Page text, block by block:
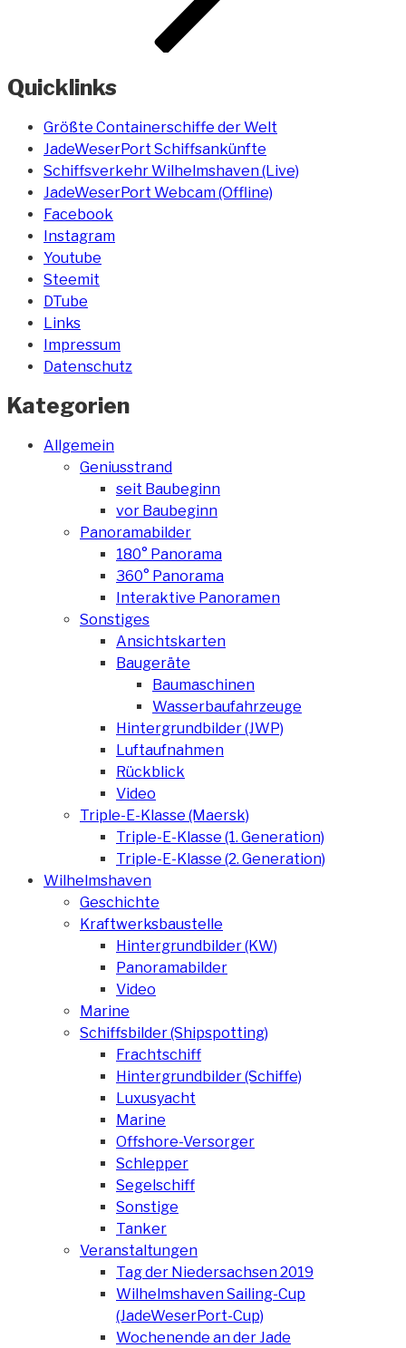
Quicklinks
Größte Containerschiffe der Welt
JadeWeserPort Schiffsankünfte
Schiffsverkehr Wilhelmshaven (Live)
JadeWeserPort Webcam (Offline)
Facebook
Instagram
Youtube
Steemit
DTube
Links
Impressum
Datenschutz
Kategorien
Allgemein
Geniusstrand
seit Baubeginn
vor Baubeginn
Panoramabilder
180° Panorama
360° Panorama
Interaktive Panoramen
Sonstiges
Ansichtskarten
Baugeräte
Baumaschinen
Wasserbaufahrzeuge
Hintergrundbilder (JWP)
Luftaufnahmen
Rückblick
Video
Triple-E-Klasse (Maersk)
Triple-E-Klasse (1. Generation)
Triple-E-Klasse (2. Generation)
Wilhelmshaven
Geschichte
Kraftwerksbaustelle
Hintergrundbilder (KW)
Panoramabilder
Video
Marine
Schiffsbilder (Shipspotting)
Frachtschiff
Hintergrundbilder (Schiffe)
Luxusyacht
Marine
Offshore-Versorger
Schlepper
Segelschiff
Sonstige
Tanker
Veranstaltungen
Tag der Niedersachsen 2019
Wilhelmshaven Sailing-Cup
(JadeWeserPort-Cup)
Wochenende an der Jade